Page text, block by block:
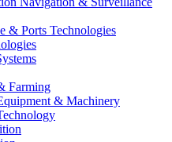
& Ports Technologies
Farming
& Machinery